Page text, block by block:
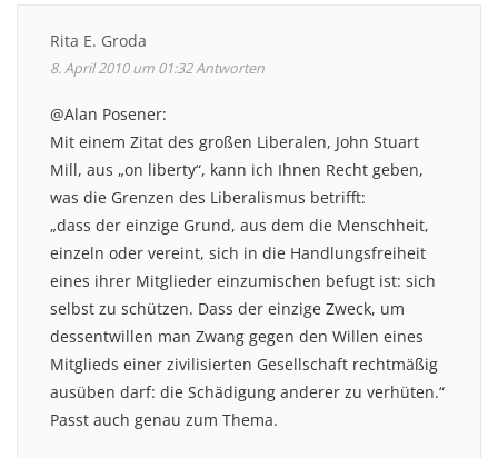
Rita E. Groda
8. April 2010 um 01:32Antworten
@Alan Posener:
Mit einem Zitat des großen Liberalen, John Stuart
Mill, aus „on liberty“, kann ich Ihnen Recht geben,
was die Grenzen des Liberalismus betrifft:
„dass der einzige Grund, aus dem die Menschheit,
einzeln oder vereint, sich in die Handlungsfreiheit
eines ihrer Mitglieder einzumischen befugt ist: sich
selbst zu schützen. Dass der einzige Zweck, um
dessentwillen man Zwang gegen den Willen eines
Mitglieds einer zivilisierten Gesellschaft rechtmäßig
ausüben darf: die Schädigung anderer zu verhüten.“
Passt auch genau zum Thema.